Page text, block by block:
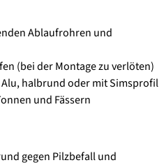
Ablaufrohren und
(bei der Montage zu verlöten)
halbrund oder mit Simsprofil
und Fässern
gegen Pilzbefall und